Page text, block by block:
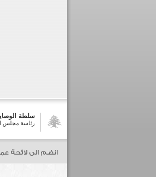
سلطة
رئاسة مجلس
انضم الى لائحة